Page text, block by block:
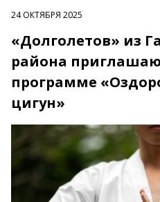
24 ОКТЯБРЯ 2025
«Долголетов» из
района
программе
цигун»